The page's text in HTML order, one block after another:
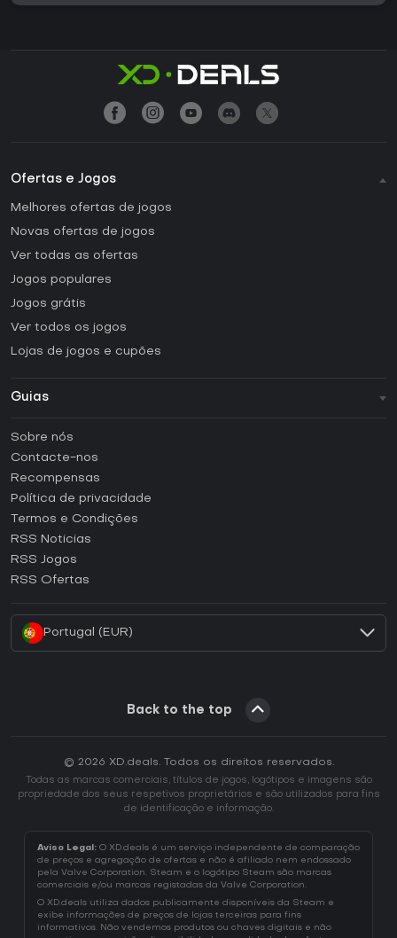
Ofertas e Jogos
Melhores ofertas de jogos
Novas ofertas de jogos
Ver todas as ofertas
Jogos populares
Jogos grátis
Ver todos os jogos
Lojas de jogos e cupões
Guias
Como ativar uma CD Key Steam?
Como ativar uma CD Key Epic Games?
Como ativar uma CD Key GOG?
Como ativar uma CD Key Ubisoft Connect?
Sobre nós
Contacte-nos
Recompensas
Política de privacidade
Termos e Condições
RSS Noticias
RSS Jogos
RSS Ofertas
Portugal (EUR)
Back to the top
© 2026 XD.deals. Todos os direitos reservados.
Todas as marcas comerciais, títulos de jogos, logótipos e imagens são
propriedade dos seus respetivos proprietários e são utilizados para fins
de identificação e informação.
Aviso Legal: O XD.deals é um serviço independente de comparação
de preços e agregação de ofertas e não é afiliado nem endossado
pela Valve Corporation. Steam e o logótipo Steam são marcas
comerciais e/ou marcas registadas da Valve Corporation.
O XD.deals utiliza dados publicamente disponíveis da Steam e
exibe informações de preços de lojas terceiras para fins
informativos. Não vendemos produtos ou chaves digitais e não